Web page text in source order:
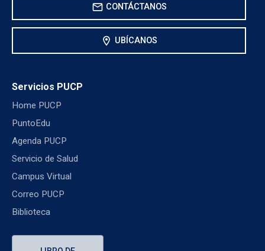
mail CONTÁCTANOS
location_on UBÍCANOS
Servicios PUCP
Home PUCP
PuntoEdu
Agenda PUCP
Servicio de Salud
Campus Virtual
Correo PUCP
Biblioteca